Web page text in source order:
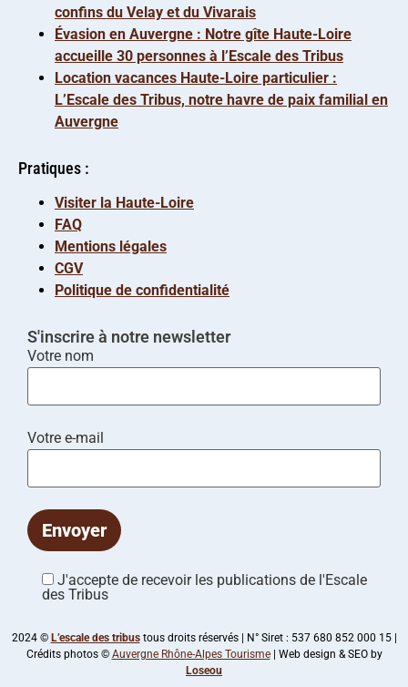
confins du Velay et du Vivarais
Évasion en Auvergne : Notre gîte Haute-Loire
accueille 30 personnes à l’Escale des Tribus
Location vacances Haute-Loire particulier :
L’Escale des Tribus, notre havre de paix familial en
Auvergne
Pratiques :
Visiter la Haute-Loire
FAQ
Mentions légales
CGV
Politique de confidentialité
S'inscrire à notre newsletter
Votre nom
Votre e-mail
J'accepte de recevoir les publications de l'Escale
des Tribus
2024 © L’escale des tribustous droits réservés | N° Siret : 537 680 852 000 15 |
Crédits photos © Auvergne Rhône-Alpes Tourisme| Web design & SEO by
Loseou